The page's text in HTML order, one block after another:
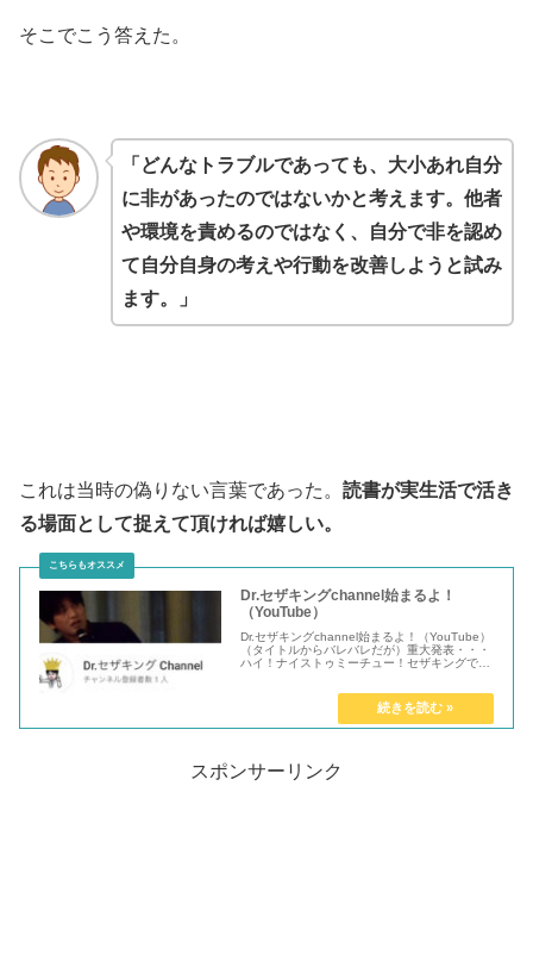
そこでこう答えた。
「どんなトラブルであっても、大小あれ自分
に非があったのではないかと考えます。他者
や環境を責めるのではなく、自分で非を認め
て自分自身の考えや行動を改善しようと試み
ます。」
これは当時の偽りない言葉であった。 読書が実生活で活き
る場面として捉えて頂ければ嬉しい。
Dr.セザキングchannel始まるよ！
（YouTube）
Dr.セザキングchannel始まるよ！（YouTube）
（タイトルからバレバレだが）重大発表・・・
ハイ！ナイストゥミーチュー！セザキングで
スポンサーリンク